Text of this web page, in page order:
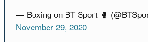
— Boxing on BT Sport 🥊
November 29, 2020